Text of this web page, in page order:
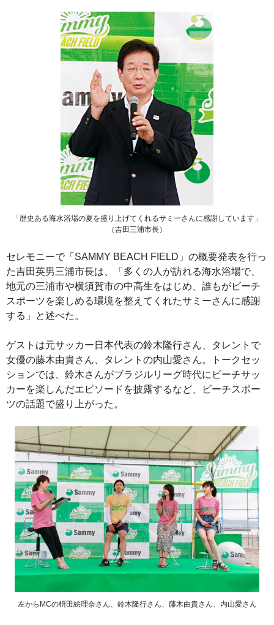
「歴史ある海水浴場の夏を盛り上げてくれるサミーさんに感謝しています」
（吉田三浦市長）
セレモニーで「SAMMY BEACH FIELD」の概要発表を行っ
た吉田英男三浦市長は、「多くの人が訪れる海水浴場で、
地元の三浦市や横須賀市の中高生をはじめ、誰もがビーチ
スポーツを楽しめる環境を整えてくれたサミーさんに感謝
する」と述べた。
ゲストは元サッカー日本代表の鈴木隆行さん、タレントで
女優の藤木由貴さん、タレントの内山愛さん。トークセッ
ションでは、鈴木さんがブラジルリーグ時代にビーチサッ
カーを楽しんだエピソードを披露するなど、ビーチスポー
ツの話題で盛り上がった。
左からMCの枡田絵理奈さん、鈴木隆行さん、藤木由貴さん、内山愛さん